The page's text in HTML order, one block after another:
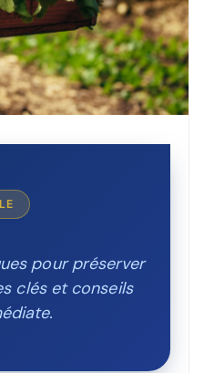
pour préserver
clés et conseils